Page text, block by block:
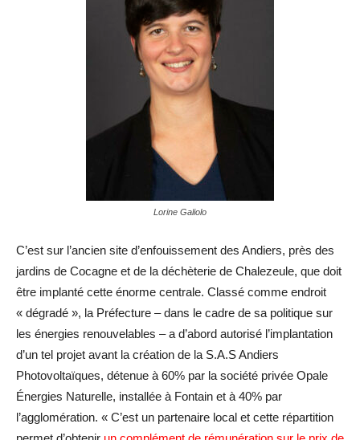
Lorine Galiolo
C’est sur l’ancien site d’enfouissement des Andiers, près des
jardins de Cocagne et de la déchèterie de Chalezeule, que doit
être implanté cette énorme centrale. Classé comme endroit
« dégradé », la Préfecture – dans le cadre de sa politique sur
les énergies renouvelables – a d’abord autorisé l’implantation
d’un tel projet avant la création de la S.A.S Andiers
Photovoltaïques, détenue à 60% par la société privée Opale
Énergies Naturelle, installée à Fontain et à 40% par
l’agglomération. « C’est un partenaire local et cette répartition